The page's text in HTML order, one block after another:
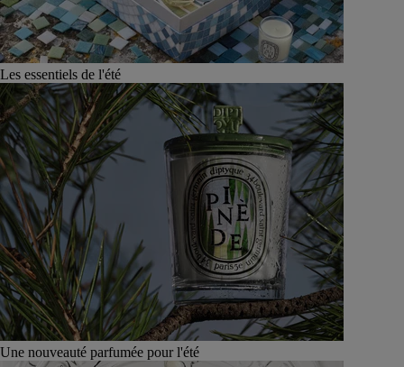
Les essentiels de l'été
Une nouveauté parfumée pour l'été